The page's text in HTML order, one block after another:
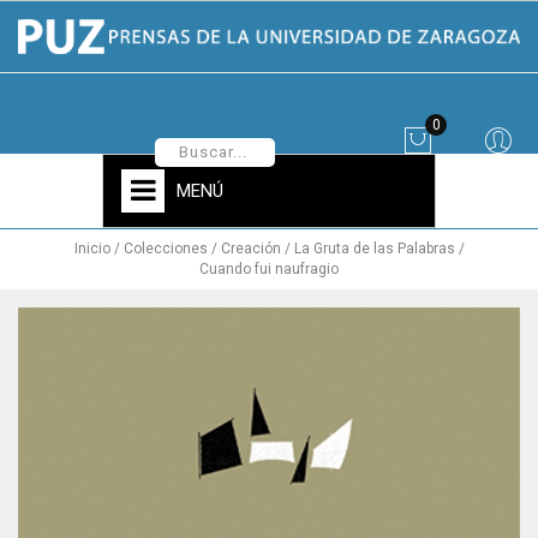
0
MENÚ
Inicio Colecciones Creación
La Gruta de las Palabras
Cuando fui naufragio